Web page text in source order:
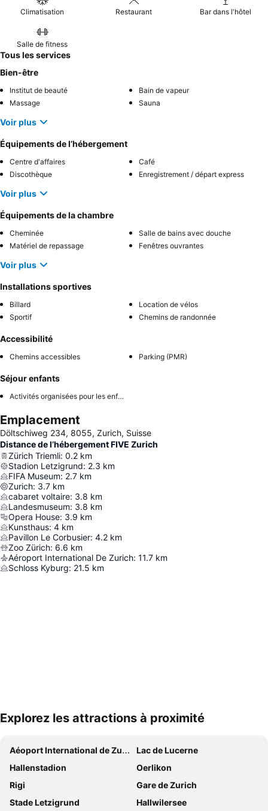
Climatisation Restaurant Bar dans l'hôtel
Salle de fitness
Tous les services
Bien-être
Institut de beauté
Bain de vapeur
Massage
Sauna
Voir plus
Équipements de l’hébergement
Centre d'affaires
Café
Discothèque
Enregistrement / départ express
Voir plus
Équipements de la chambre
Cheminée
Salle de bains avec douche
Matériel de repassage
Fenêtres ouvrantes
Voir plus
Installations sportives
Billard
Location de vélos
Sportif
Chemins de randonnée
Accessibilité
Chemins accessibles Parking (PMR)
Séjour enfants
Activités organisées pour les enfants
Emplacement
Döltschiweg 234, 8055, Zurich, Suisse
Distance de l’hébergement FIVE Zurich
Zürich Triemli: 0.2 km
Stadion Letzigrund: 2.3 km
FIFA Museum: 2.7 km
Zurich: 3.7 km
cabaret voltaire: 3.8 km
Landesmuseum: 3.8 km
Opera House: 3.9 km
Kunsthaus: 4 km
Pavillon Le Corbusier: 4.2 km
Zoo Zürich: 6.6 km
Aéroport International De Zurich: 11.7 km
Schloss Kyburg: 21.5 km
Explorez les attractions à proximité
Aéoport International de Zurich
Lac de Lucerne
Hallenstadion
Oerlikon
Rigi
Gare de Zurich
Stade Letzigrund
Hallwilersee